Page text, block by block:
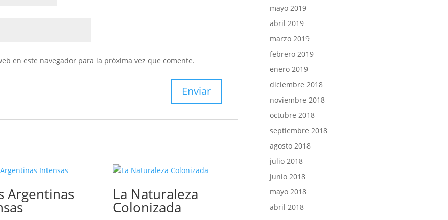
en este navegador para la próxima vez que comente.
Argentinas La Naturaleza
Colonizada
mayo 2019
abril 2019
marzo 2019
febrero 2019
enero 2019
diciembre 2018
noviembre 2018
octubre 2018
septiembre 2018
agosto 2018
julio 2018
junio 2018
mayo 2018
abril 2018